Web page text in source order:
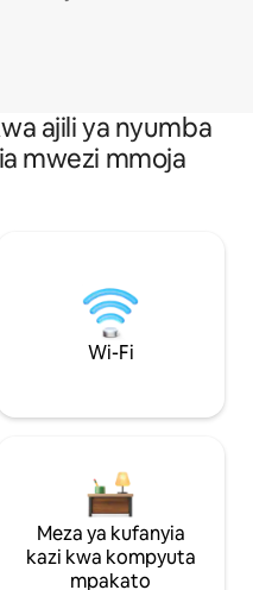
ajili ya nyumba
mwezi mmoja
Wi-Fi
Meza ya kufanyia
kazi kwa kompyuta
mpakato